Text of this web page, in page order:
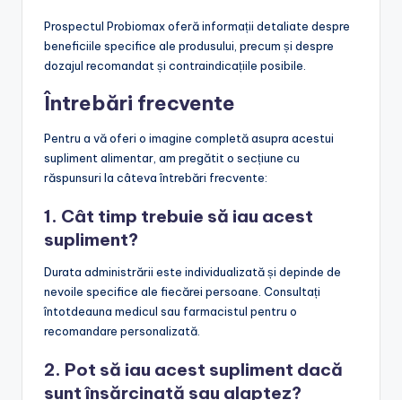
Prospectul Probiomax oferă informații detaliate despre
beneficiile specifice ale produsului, precum și despre
dozajul recomandat și contraindicațiile posibile.
Întrebări frecvente
Pentru a vă oferi o imagine completă asupra acestui
supliment alimentar, am pregătit o secțiune cu
răspunsuri la câteva întrebări frecvente:
1. Cât timp trebuie să iau acest
supliment?
Durata administrării este individualizată și depinde de
nevoile specifice ale fiecărei persoane. Consultați
întotdeauna medicul sau farmacistul pentru o
recomandare personalizată.
2. Pot să iau acest supliment dacă
sunt însărcinată sau alaptez?